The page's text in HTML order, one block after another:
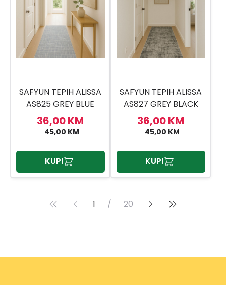
SAFYUN TEPIH ALISSA
AS825 GREY BLUE
80X150
36,00 KM
45,00 KM
KUPI
SAFYUN TEPIH ALISSA
AS827 GREY BLACK
80X150
36,00 KM
45,00 KM
KUPI
1 / 20